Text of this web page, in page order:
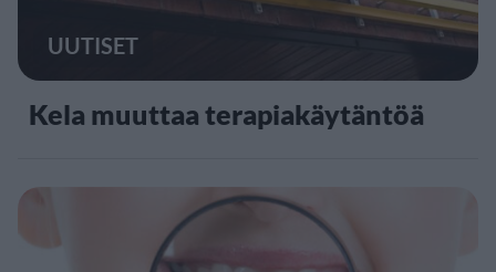
UUTISET
Kela muuttaa terapiakäytäntöä